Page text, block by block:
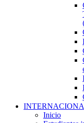
Inicio